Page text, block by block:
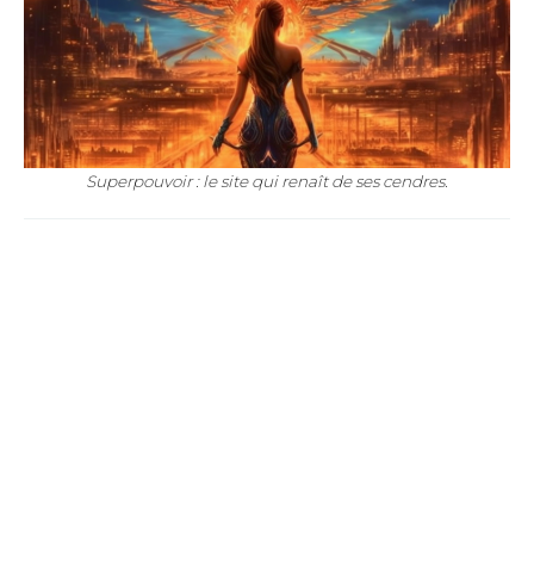
Superpouvoir : le site qui renaît de ses cendres.